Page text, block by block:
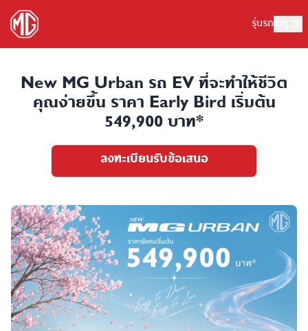
รุ่นรถ
New MG Urban รถ EV ที่จะทำให้ชีวิต
คุณง่ายขึ้น ราคา Early Bird เริ่มต้น
549,900 บาท*
ลงทะเบียนรับข้อเสนอ